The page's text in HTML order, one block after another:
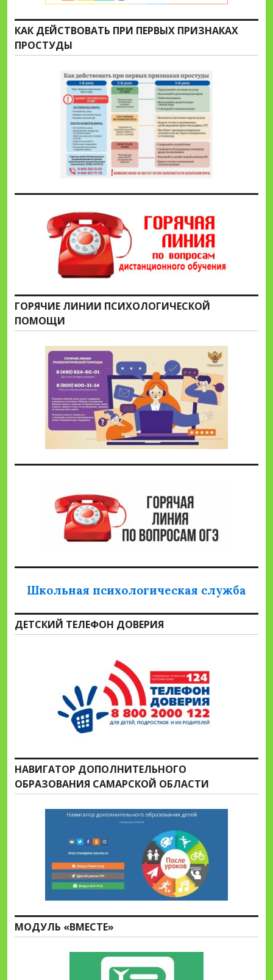
КАК ДЕЙСТВОВАТЬ ПРИ ПЕРВЫХ ПРИЗНАКАХ
ПРОСТУДЫ
ГОРЯЧИЕ ЛИНИИ ПСИХОЛОГИЧЕСКОЙ
ПОМОЩИ
Школьная психологическая служба
ДЕТСКИЙ ТЕЛЕФОН ДОВЕРИЯ
НАВИГАТОР ДОПОЛНИТЕЛЬНОГО
ОБРАЗОВАНИЯ САМАРСКОЙ ОБЛАСТИ
МОДУЛЬ «ВМЕСТЕ»